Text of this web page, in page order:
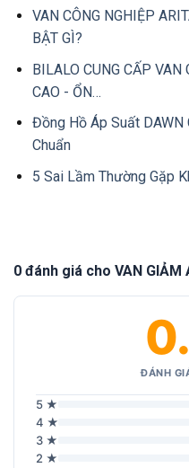
VAN CÔNG NGHIỆP
BẬT GÌ?
BILALO CUNG CẤP
CAO - ỔN…
Đồng Hồ Áp Suất DAWN
Chuẩn
5 Sai Lầm Thường Gặp
0 đánh giá cho VAN GIẢM
ĐÁNH
5 ★
4 ★
3 ★
2 ★